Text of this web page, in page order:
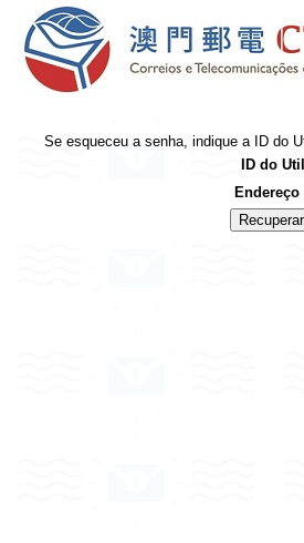
Se esqueceu a senha, indique a ID do
ID do
Endereço